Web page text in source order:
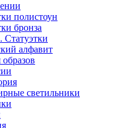
полистоун
бронза
Статуэтки
алфавит
образов
светильники